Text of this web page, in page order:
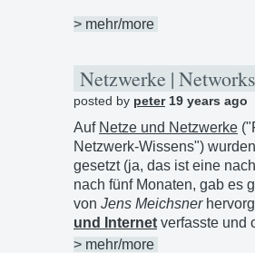
> mehr/more
Netzwerke |
posted by peter19 years ago
Auf Netze und Netzwerke
Netzwerk-Wissens")
gesetzt (ja, das ist eine
nach fünf Monaten, gab es
von Jens Meichsner
und Internet verfasste und
> mehr/more